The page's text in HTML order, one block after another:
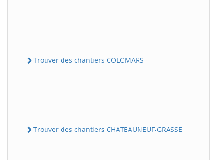
Trouver des chantiers COLOMARS
Trouver des chantiers CHATEAUNEUF-GRASSE